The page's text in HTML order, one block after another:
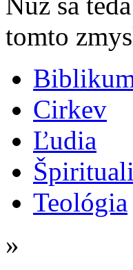
tomto
Cirkev
Ľudia
Teológia
»